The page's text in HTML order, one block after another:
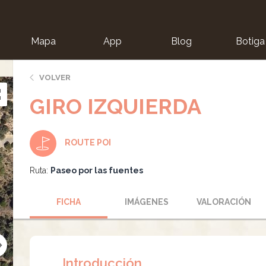
Mapa App Blog Botiga
VOLVER
GIRO IZQUIERDA
ROUTE POI
Ruta: Paseo por las fuentes
FICHA IMÁGENES VALORACIÓN